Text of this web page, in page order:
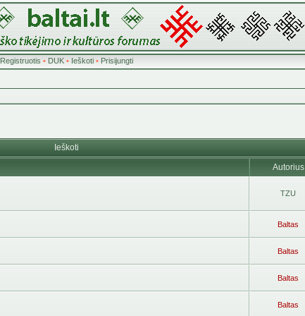
Registruotis • DUK• Ieškoti• Prisijungti
Ieškoti
Autorius
TZU
Baltas
Baltas
Baltas
Baltas